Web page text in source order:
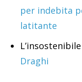
per indebita
latitante
L’insostenibile
Draghi